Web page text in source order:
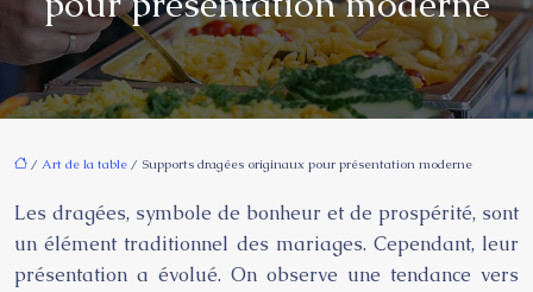
/ Art de la table / Supports dragées originaux pour présentation moderne
Les dragées, symbole de bonheur et de prospérité, sont
un élément traditionnel des mariages. Cependant, leur
présentation a évolué. On observe une tendance vers